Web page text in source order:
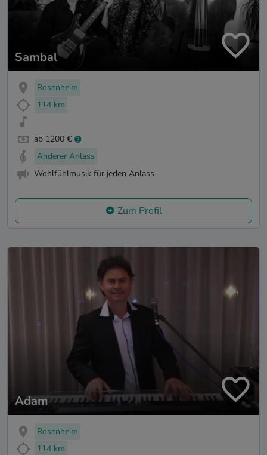
Sambal
Rosenheim
114 km
ab 1200 €
Anderer Anlass
Wohlfühlmusik für jeden Anlass
Zum Profil
Adam
Rosenheim
114 km